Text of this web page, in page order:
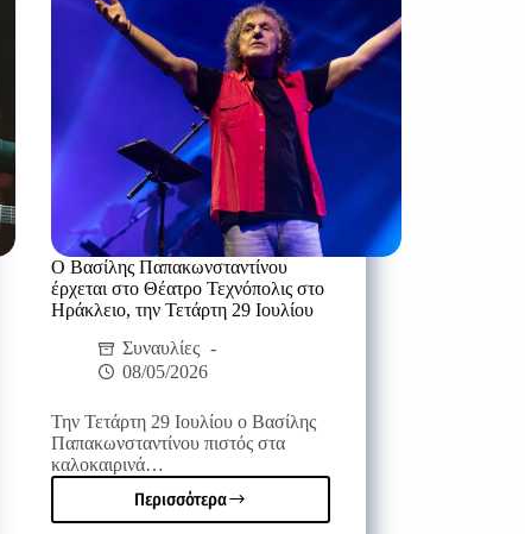
συναυλία
έρχεται
την
Πέμπτη
6
Αυγούστου
Ο Βασίλης Παπακωνσταντίνου
έρχεται στο Θέατρο Τεχνόπολις στο
Ηράκλειο, την Τετάρτη 29 Ιουλίου
Συναυλίες
08/05/2026
Την Τετάρτη 29 Ιουλίου ο Βασίλης
Παπακωνσταντίνου πιστός στα
καλοκαιρινά…
Περισσότερα
Ο
Βασίλης